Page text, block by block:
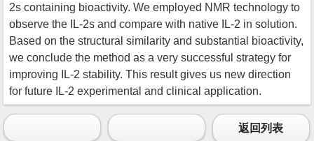
2s containing bioactivity. We employed NMR technology to
observe the IL-2s and compare with native IL-2 in solution.
Based on the structural similarity and substantial bioactivity,
we conclude the method as a very successful strategy for
improving IL-2 stability. This result gives us new direction
for future IL-2 experimental and clinical application.
返回列表